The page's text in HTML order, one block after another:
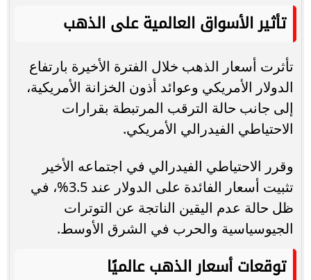
تأثير الأسواق العالمية على الذهب
تأثرت أسعار الذهب خلال الفترة الأخيرة بارتفاع
الدولار الأمريكي وعوائد أذون الخزانة الأمريكية،
إلى جانب حالة الترقب المرتبطة بقرارات
الاحتياطي الفيدرالي الأمريكي.
وقرر الاحتياطي الفيدرالي في اجتماعه الأخير
تثبيت أسعار الفائدة على الدولار عند 3.5%، في
ظل حالة عدم اليقين الناتجة عن التوترات
الجيوسياسية والحرب في الشرق الأوسط.
توقعات أسعار الذهب عالميًا